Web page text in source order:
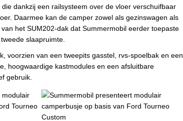
dankzij een railsysteem over de vloer verschuifbaar
Daarmee kan de camper zowel als gezinswagen als
het SUM202-dak dat Summermobil eerder toepaste
slaapruimte.
voorzien van een tweepits gasstel, rvs-spoelbak en een
hoogwaardige kastmodules en een afsluitbare
gebruik.